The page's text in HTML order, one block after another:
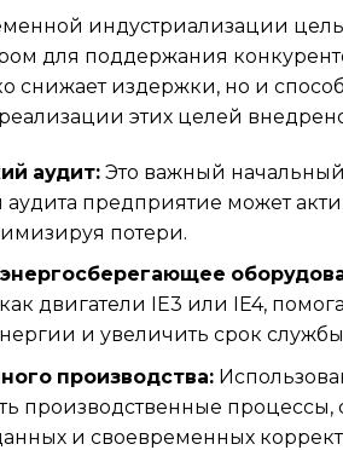
индустриализации
для поддержания
снижает издержки, но и
этих целей
аудит: Это важный
аудита предприятие может
потери.
двигатели IE3 или IE4,
и увеличить срок
производства:
производственные
и своевременных